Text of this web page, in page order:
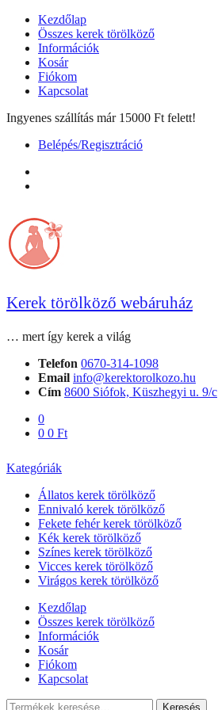
Skip
content
Kezdőlap
Összes kerek törölköző
Információk
Kosár
Fiókom
Kapcsolat
Ingyenes szállítás már 15000 Ft felett!
Belépés/Regisztráció
Kerek törölköző webáruház
… mert így kerek a világ
Telefon 0670-314-1098
Email info@kerektorolkozo.hu
Cím 8600 Siófok, Küszhegyi u. 9/c
0
0 0 Ft
Kategóriák
Állatos kerek törölköző
Ennivaló kerek törölköző
Fekete fehér kerek törölköző
Kék kerek törölköző
Színes kerek törölköző
Vicces kerek törölköző
Virágos kerek törölköző
Kezdőlap
Összes kerek törölköző
Információk
Kosár
Fiókom
Kapcsolat
Keresés
Keresés